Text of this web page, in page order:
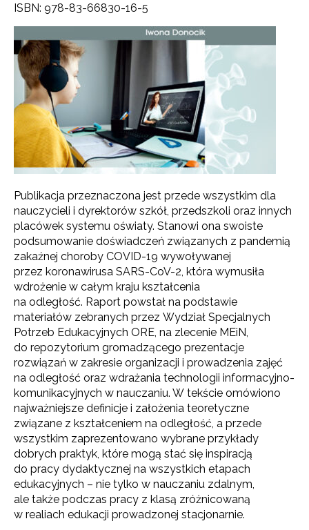
ISBN: 978-83-66830-16-5
Publikacja przeznaczona jest przede wszystkim dla
nauczycieli i dyrektorów szkół, przedszkoli oraz innych
placówek systemu oświaty. Stanowi ona swoiste
podsumowanie doświadczeń związanych z pandemią
zakaźnej choroby COVID-19 wywoływanej
przez koronawirusa SARS-CoV-2, która wymusiła
wdrożenie w całym kraju kształcenia
na odległość. Raport powstał na podstawie
materiałów zebranych przez Wydział Specjalnych
Potrzeb Edukacyjnych ORE, na zlecenie MEiN,
do repozytorium gromadzącego prezentacje
rozwiązań w zakresie organizacji i prowadzenia zajęć
na odległość oraz wdrażania technologii informacyjno-
komunikacyjnych w nauczaniu. W tekście omówiono
najważniejsze definicje i założenia teoretyczne
związane z kształceniem na odległość, a przede
wszystkim zaprezentowano wybrane przykłady
dobrych praktyk, które mogą stać się inspiracją
do pracy dydaktycznej na wszystkich etapach
edukacyjnych – nie tylko w nauczaniu zdalnym,
ale także podczas pracy z klasą zróżnicowaną
w realiach edukacji prowadzonej stacjonarnie.